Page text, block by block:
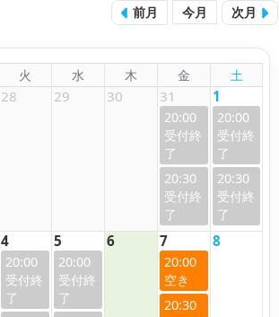
前月 今月 次月
火 水 木 金 土
28 29 30 31
20:00
20:30
1
20:00
20:30
4
20:00
5
20:00
6 7
20:00
20:30
8